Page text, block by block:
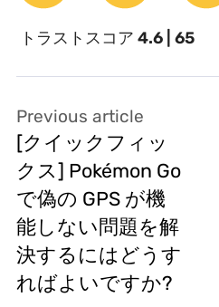
トラストスコア 4.6 | 65
Previous article
[クイックフィッ
クス] Pokémon Go
で偽の GPS が機
能しない問題を解
決するにはどうす
ればよいですか?